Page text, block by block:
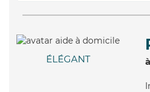
ÉLÉGANT